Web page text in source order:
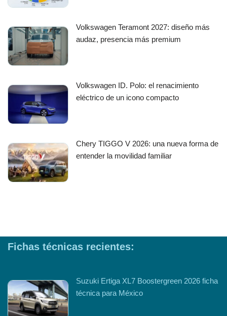
Volkswagen Teramont 2027: diseño más
audaz, presencia más premium
Volkswagen ID. Polo: el renacimiento
eléctrico de un icono compacto
Chery TIGGO V 2026: una nueva forma de
entender la movilidad familiar
Fichas técnicas recientes:
Suzuki Ertiga XL7 Boostergreen 2026 ficha
técnica para México